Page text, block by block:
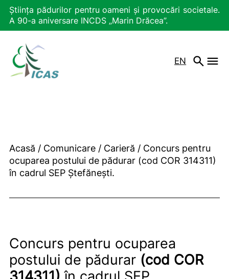
Știința pădurilor pentru oameni și provocări societale.
A 90-a aniversare INCDS „Marin Drăcea”.
EN
Acasă / Comunicare / Carieră / Concurs pentru
ocuparea postului de pădurar (cod COR 314311)
în cadrul SEP Ștefănești.
Concurs pentru ocuparea
postului de pădurar (cod COR